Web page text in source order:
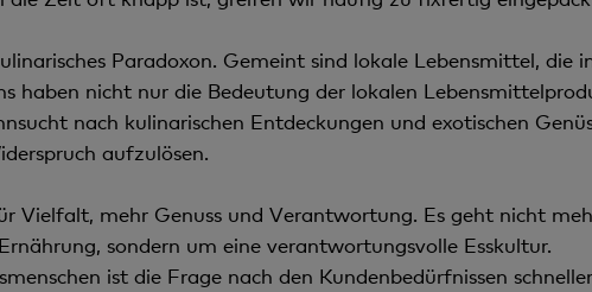
Paradoxon. Gemeint sind lokale Lebensmittel, die
haben nicht nur die Bedeutung der lokalen
nach kulinarischen Entdeckungen und exotischen
aufzulösen.
Vielfalt, mehr Genuss und Verantwortung. Es geht nicht
sondern um eine verantwortungsvolle Esskultur.
ist die Frage nach den Kundenbedürfnissen